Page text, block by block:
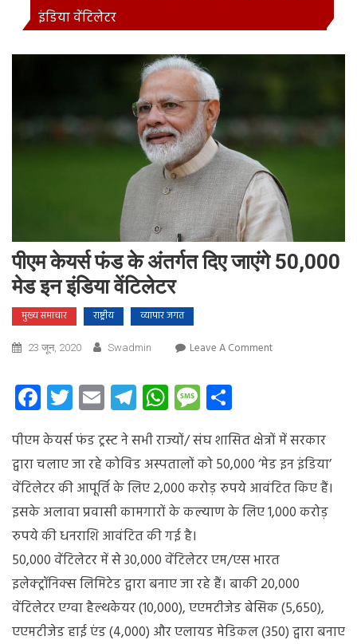
इंडिया वेंटिलेटर
पीएम केयर्स फंड के अंतर्गत दिए जाएंगे 50,000
मेड इन इंडिया वेंटिलेटर
मुख्य समाचार राष्ट्रीय व्यापार जगत
23 जून, 2020 Swadmin Leave A CommentOn
अंतर्गत
दिए
जाएंगे
50,000
मेड
वेंटिलेटर
Facebook
Twitter
EmailTelegram
WhatsApp
Message
पीएम केयर्स फंड ट्रस्ट ने सभी राज्यों/ संघ शासित क्षेत्रों में सरकार
द्वारा चलाए जा रहे कोविडअस्पतालों को 50,000 ‘मेड इन इंडिया’
वेंटिलेटर की आपूर्ति के लिए 2,000 करोड़ रुपये आवंटित किए हैं।
इसके अलावा प्रवासी कामगारों के कल्याण के लिए 1,000 करोड़
रुपये की धनराशि आवंटित की गई है।
50,000 वेंटिलेटर में से 30,000 वेंटिलेटर एम/एस भारत
इलेक्ट्रॉनिक्स लिमिटेड द्वारा बनाए जा रहे हैं। बाकी 20,000
वेंटिलेटर एग्वा हैल्थकेयर (10,000), एएमटीजेड बेसिक (5,650),
एएमटीजेड हाई एंड (4,000) और एलायड मेडिकल (350) द्वारा बनाए